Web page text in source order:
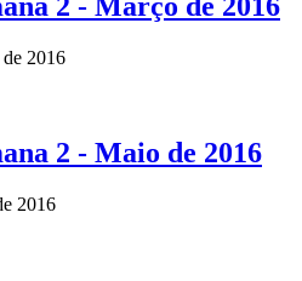
2016
2 - Maio de 2016
2016